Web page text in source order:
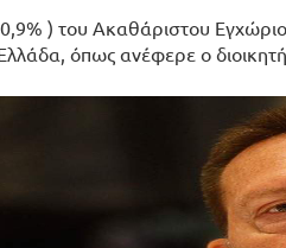
) του Ακαθάριστου
όπως ανέφερε ο